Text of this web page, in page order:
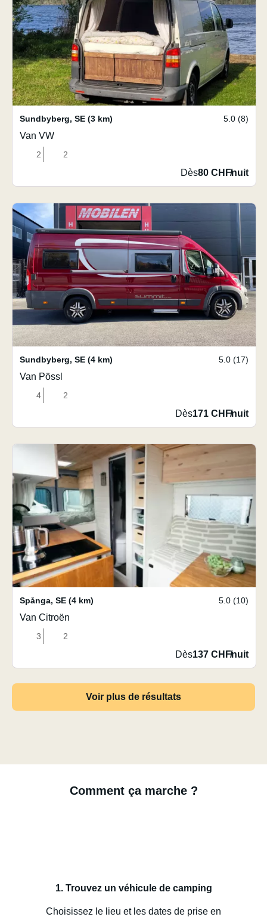
Sundbyberg, SE (3 km) 5.0 (8)
Van VW
2 2
Dès80 CHF/nuit
Sundbyberg, SE (4 km) 5.0 (17)
Van Pössl
4 2
Dès171 CHF/nuit
Spånga, SE (4 km) 5.0 (10)
Van Citroën
3 2
Dès137 CHF/nuit
Voir plus de résultats
Comment ça marche ?
1. Trouvez un véhicule de camping
Choisissez le lieu et les dates de prise en